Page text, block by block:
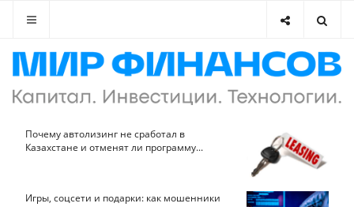
Почему автолизинг не сработал в
Казахстане и отменят ли программу...
Игры, соцсети и подарки: как мошенники